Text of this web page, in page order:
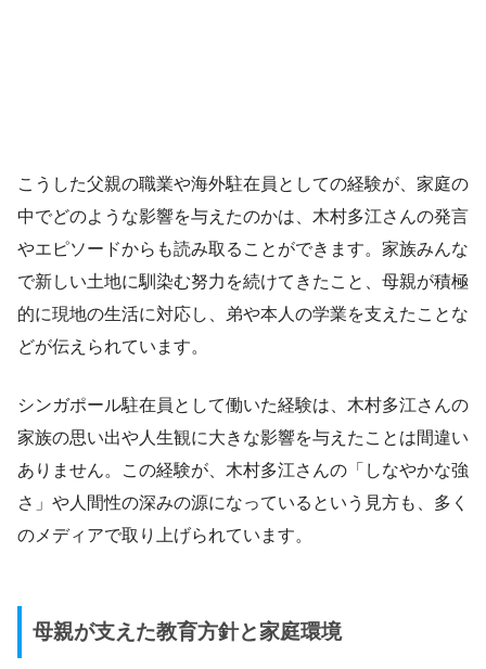
こうした父親の職業や海外駐在員としての経験が、家庭の
中でどのような影響を与えたのかは、木村多江さんの発言
やエピソードからも読み取ることができます。家族みんな
で新しい土地に馴染む努力を続けてきたこと、母親が積極
的に現地の生活に対応し、弟や本人の学業を支えたことな
どが伝えられています。
シンガポール駐在員として働いた経験は、木村多江さんの
家族の思い出や人生観に大きな影響を与えたことは間違い
ありません。この経験が、木村多江さんの「しなやかな強
さ」や人間性の深みの源になっているという見方も、多く
のメディアで取り上げられています。
母親が支えた教育方針と家庭環境